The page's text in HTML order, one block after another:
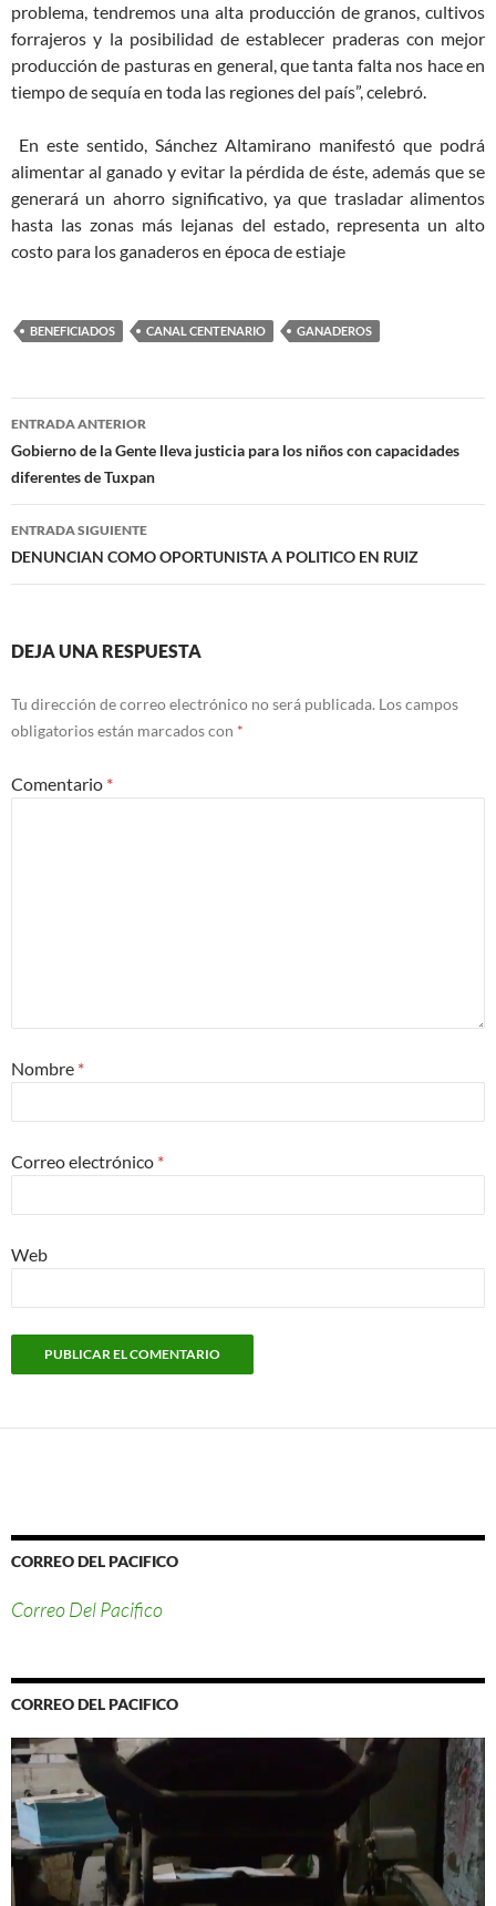
problema, tendremos una alta producción de granos, cultivos
forrajeros y la posibilidad de establecer praderas con mejor
producción de pasturas en general, que tanta falta nos hace en
tiempo de sequía en toda las regiones del país”, celebró.
En este sentido, Sánchez Altamirano manifestó que podrá
alimentar al ganado y evitar la pérdida de éste, además que se
generará un ahorro significativo, ya que trasladar alimentos
hasta las zonas más lejanas del estado, representa un alto
costo para los ganaderos en época de estiaje
BENEFICIADOS CANAL CENTENARIO GANADEROS
Navegación
de
entradas
ENTRADA ANTERIOR
Gobierno de la Gente lleva justicia para los niños con capacidades
diferentes de Tuxpan
ENTRADA SIGUIENTE
DENUNCIAN COMO OPORTUNISTA A POLITICO EN RUIZ
DEJA UNA RESPUESTA
Tu dirección de correo electrónico no será publicada. Los campos
obligatorios están marcados con *
Comentario *
Nombre *
Correo electrónico *
Web
CORREO DEL PACIFICO
Correo Del Pacifico
CORREO DEL PACIFICO